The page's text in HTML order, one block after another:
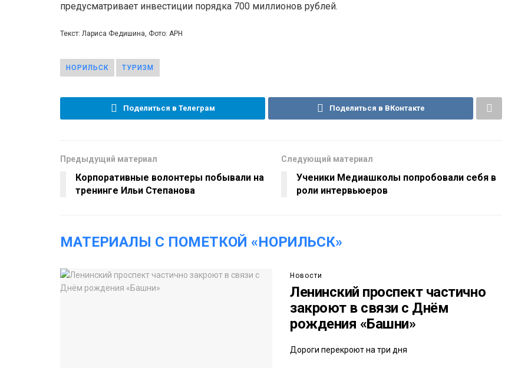
предусматривает инвестиции порядка 700 миллионов рублей.
Текст: Лариса Федишина, Фото: АРН
НОРИЛЬСК ТУРИЗМ
Поделиться в Телеграм Поделиться в ВКонтакте
Предыдущий материал
Корпоративные волонтеры побывали на
тренинге Ильи Степанова
Следующий материал
Ученики Медиашколы попробовали себя в
роли интервьюеров
МАТЕРИАЛЫ С ПОМЕТКОЙ «НОРИЛЬСК»
Новости
Ленинский проспект частично
закроют в связи с Днём
рождения «Башни»
Дороги перекроют на три дня